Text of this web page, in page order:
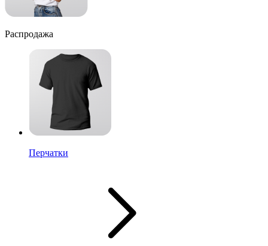
Распродажа
Перчатки